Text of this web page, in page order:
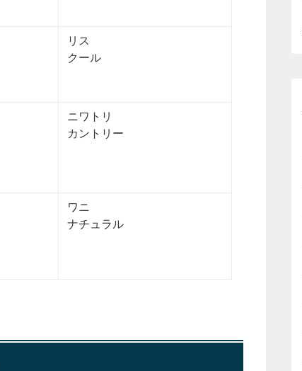
リス
クール
ニワトリ
カントリー
ワニ
ナチュラル